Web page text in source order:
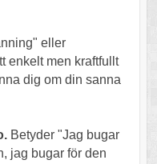
eller
enkelt men kraftfullt
dig om din sanna
Betyder "Jag bugar
jag bugar för den